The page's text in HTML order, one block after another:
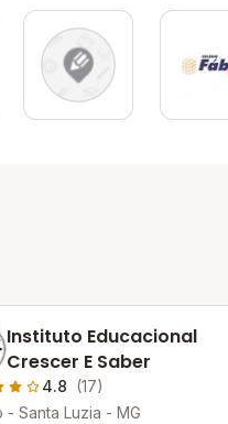
Instituto Educacional
Crescer E Saber
4.8 (17)
- Santa Luzia - MG